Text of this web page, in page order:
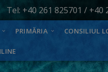
Tel: +40 261 825701 / +40
PRIMĂRIA CONSILIUL